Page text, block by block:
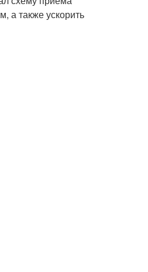
а также ускорить